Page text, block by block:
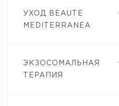
УХОД BEAUTE
MEDITERRANEA
ЭКЗОСОМАЛЬНАЯ
ТЕРАПИЯ